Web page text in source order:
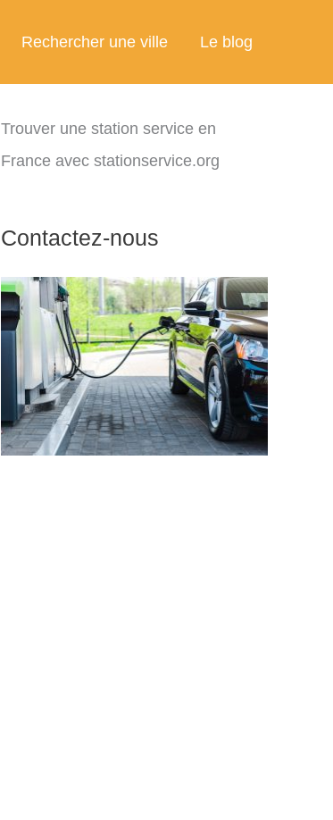
Rechercher une ville Le blog
Trouver une station service en
France avec stationservice.org
Contactez-nous